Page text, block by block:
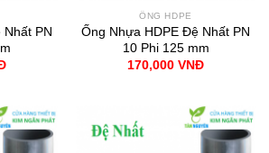
PN
ỐNG HDPE
Ống Nhựa HDPE Đệ Nhất PN
10 Phi 125 mm
170,000 VNĐ